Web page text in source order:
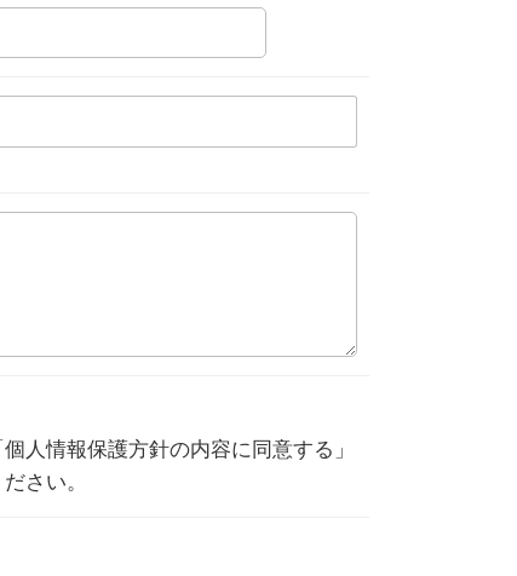
人情報保護方針の内容に同意する」
さい。